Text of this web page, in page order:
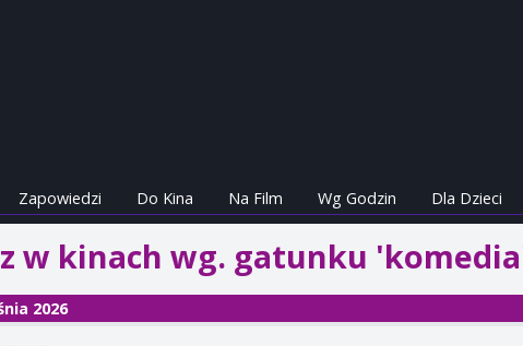
Zapowiedzi Do Kina Na Film Wg Godzin Dla Dzieci
w kinach wg. gatunku
2026